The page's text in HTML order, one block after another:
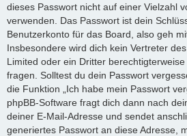
dieses Passwort nicht auf einer Vielzahl
verwenden. Das Passwort ist dein
Benutzerkonto für das Board, also geh
Insbesondere wird dich kein Vertreter
Limited oder ein Dritter
fragen. Solltest du dein Passwort
die Funktion „Ich habe mein Passwort
phpBB-Software fragt dich dann nach
deiner E-Mail-Adresse und sendet
generiertes Passwort an diese Adresse,